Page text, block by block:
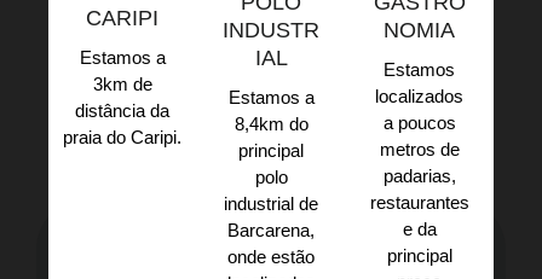
CARIPI
Estamos a
3km de
distância da
praia do Caripi.​
INDUSTR
IAL
Estamos a
8,4km do
principal
polo
industrial de
Barcarena,
onde estão
NOMIA
Estamos
localizados
a poucos
metros de
padarias,
restaurantes
e da
principal